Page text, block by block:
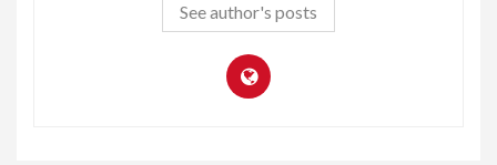
See author's posts